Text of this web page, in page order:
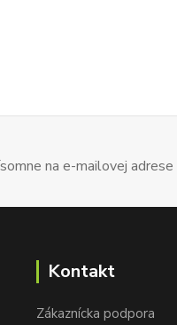
na e-mailovej adrese
Kontakt
Zákaznícka podpora